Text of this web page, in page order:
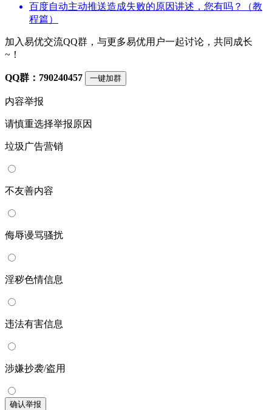
百度自动主动推送造成失败的原因讲述，您有吗？（教
程篇）
加入易优交流QQ群，与更多易优用户一起讨论，共同成长
~！
QQ群：790240457 一键加群
内容举报
请慎重选择举报原因
垃圾广告营销
不友善内容
侮辱谩骂骚扰
淫秽色情信息
违法有害信息
涉嫌抄袭/盗用
确认举报